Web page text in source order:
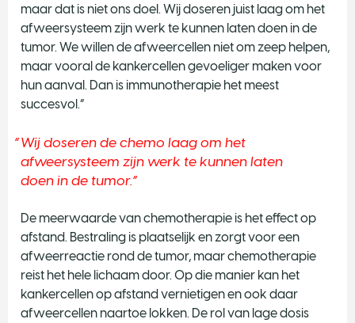
maar dat is niet ons doel. Wij doseren juist laag om het
afweersysteem zijn werk te kunnen laten doen in de
tumor. We willen de afweercellen niet om zeep helpen,
maar vooral de kankercellen gevoeliger maken voor
hun aanval. Dan is immunotherapie het meest
succesvol.”
Wij doseren de chemo laag om het
afweersysteem zijn werk te kunnen laten
doen in de tumor.
De meerwaarde van chemotherapie is het effect op
afstand. Bestraling is plaatselijk en zorgt voor een
afweerreactie rond de tumor, maar chemotherapie
reist het hele lichaam door. Op die manier kan het
kankercellen op afstand vernietigen en ook daar
afweercellen naartoe lokken. De rol van lage dosis